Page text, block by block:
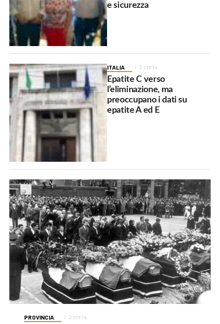
e sicurezza
ITALIA 2 ore fa
Epatite C verso
l’eliminazione, ma
preoccupano i dati su
epatite A ed E
PROVINCIA 2 ore fa